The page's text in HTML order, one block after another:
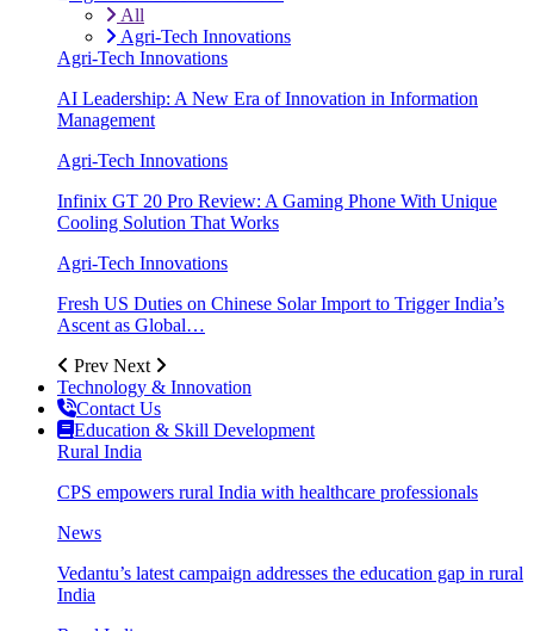
All
Agri-Tech Innovations
Agri-Tech Innovations
AI Leadership: A New Era of Innovation in Information
Management
Agri-Tech Innovations
Infinix GT 20 Pro Review: A Gaming Phone With Unique
Cooling Solution That Works
Agri-Tech Innovations
Fresh US Duties on Chinese Solar Import to Trigger India’s
Ascent as Global…
Prev Next
Technology & Innovation
Contact Us
Education & Skill Development
Rural India
CPS empowers rural India with healthcare professionals
News
Vedantu’s latest campaign addresses the education gap in rural
India